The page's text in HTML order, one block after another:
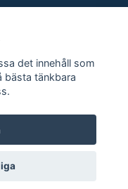
by Quickbutik
det innehåll som
bästa tänkbara